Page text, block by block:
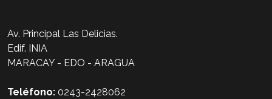
Av. Principal Las Delicias.
Edif. INIA
MARACAY - EDO - ARAGUA
Teléfono: 0243-2428062